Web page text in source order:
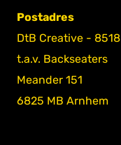
Postadres
DtB Creative - 8518
t.a.v. Backseaters
Meander 151
6825 MB Arnhem